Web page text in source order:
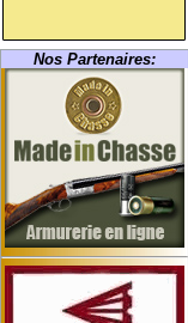
Nos Partenaires: